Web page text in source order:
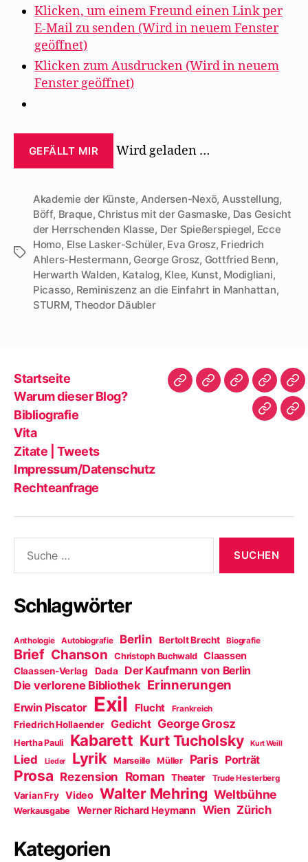
Klicken, um einem Freund einen Link per
E-Mail zu senden (Wird in neuem Fenster
geöffnet)
Klicken zum Ausdrucken (Wird in neuem
Fenster geöffnet)
GEFÄLLT MIR Wird geladen …
Schlagwörter
Akademie der Künste, Andersen-Nexö, Ausstellung,
Böff, Braque, Christus mit der Gasmaske, Das Gesicht
der Herrschenden Klasse, Der Spießerspiegel, Ecce
Homo, Else Lasker-Schüler, Eva Grosz, Friedrich
Ahlers-Hestermann, George Grosz, Gottfried Benn,
Herwarth Walden, Katalog, Klee, Kunst, Modigliani,
Picasso, Reminiszenz an die Einfahrt in Manhattan,
STURM,Theodor Däubler
Startseite
Warum dieser Blog?
Bibliografie
Vita
Zitate | Tweets
Impressum/Datenschutz
Rechteanfrage
Startseite
WarumBibliografie
Vita
|
nach:
Schlagwörter
Anthologie Autobiografie Berlin Bertolt Brecht Biografie
Brief Chanson Christoph Buchwald Claassen
Claassen-Verlag Dada Der Kaufmann von Berlin
Die verlorene Bibliothek Erinnerungen
Erwin Piscator Exil Flucht Frankreich
Friedrich Hollaender Gedicht George Grosz
Hertha Pauli Kabarett Kurt Tucholsky Kurt Weill
Lied Lieder Lyrik Marseille Müller Paris Porträt
Prosa Rezension Roman Theater Trude Hesterberg
Varian Fry Video Walter Mehring Weltbühne
Werkausgabe Werner Richard Heymann Wien Zürich
Kategorien